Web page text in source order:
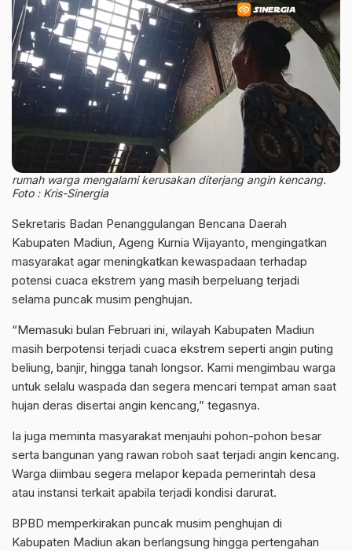
rumah warga mengalami kerusakan diterjang angin kencang.
Foto : Kris-Sinergia
Sekretaris Badan Penanggulangan Bencana Daerah
Kabupaten Madiun, Ageng Kurnia Wijayanto, mengingatkan
masyarakat agar meningkatkan kewaspadaan terhadap
potensi cuaca ekstrem yang masih berpeluang terjadi
selama puncak musim penghujan.
“Memasuki bulan Februari ini, wilayah Kabupaten Madiun
masih berpotensi terjadi cuaca ekstrem seperti angin puting
beliung, banjir, hingga tanah longsor. Kami mengimbau warga
untuk selalu waspada dan segera mencari tempat aman saat
hujan deras disertai angin kencang,” tegasnya.
Ia juga meminta masyarakat menjauhi pohon-pohon besar
serta bangunan yang rawan roboh saat terjadi angin kencang.
Warga diimbau segera melapor kepada pemerintah desa
atau instansi terkait apabila terjadi kondisi darurat.
BPBD memperkirakan puncak musim penghujan di
Kabupaten Madiun akan berlangsung hingga pertengahan